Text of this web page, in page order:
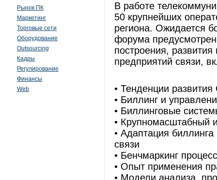
Рынок ПК
Маркетинг
Торговые сети
Оборудование
Outsourcing
Кадры
Регулирование
Финансы
Web
В работе
50 крупнейших
региона. Ожидается
форума
построения,
предприятий связи,
• Тенденции
• Биллинг и
• Биллинговые
• Крупномасштабный
• Адаптация
связи
• Бенчмаркинг
• Опыт применения
• Модели анализа,